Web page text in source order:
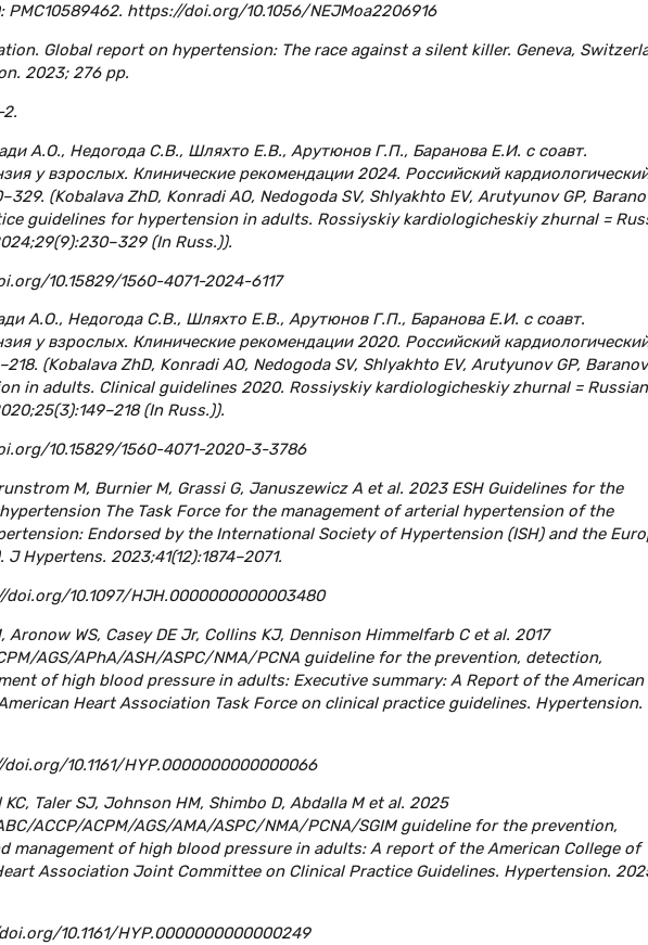
PMC10589462. https://doi.org/10.1056/NEJMoa2206916
Global report on hypertension: The race against a silent killer. Geneva,
2023; 276 pp.
А.О., Недогода С.В., Шляхто Е.В., Арутюнов Г.П., Баранова Е.И. с соавт.
у взрослых. Клинические рекомендации 2024. Российский
(Kobalava ZhD, Konradi AO, Nedogoda SV, Shlyakhto EV, Arutyunov GP,
guidelines for hypertension in adults. Rossiyskiy kardiologicheskiy zhurnal =
(In Russ.)).
10.15829/1560-4071-2024-6117
А.О., Недогода С.В., Шляхто Е.В., Арутюнов Г.П., Баранова Е.И. с соавт.
у взрослых. Клинические рекомендации 2020. Российский
(Kobalava ZhD, Konradi AO, Nedogoda SV, Shlyakhto EV, Arutyunov GP,
in adults. Clinical guidelines 2020. Rossiyskiy kardiologicheskiy zhurnal = Russian
(In Russ.)).
10.15829/1560-4071-2020-3-3786
M, Burnier M, Grassi G, Januszewicz A et al. 2023 ESH Guidelines for the
The Task Force for the management of arterial hypertension of the
Endorsed by the International Society of Hypertension (ISH) and the
Hypertens. 2023;41(12):1874–2071.
doi.org/10.1097/HJH.0000000000003480
Aronow WS, Casey DE Jr, Collins KJ, Dennison Himmelfarb C et al. 2017
AGS/APhA/ASH/ASPC/NMA/PCNA guideline for the prevention, detection,
of high blood pressure in adults: Executive summary: A Report of the American
Heart Association Task Force on clinical practice guidelines. Hypertension.
10.1161/HYP.0000000000000066
KC, Taler SJ, Johnson HM, Shimbo D, Abdalla M et al. 2025
ACCP/ACPM/AGS/AMA/ASPC/NMA/PCNA/SGIM guideline for the prevention,
management of high blood pressure in adults: A report of the American College of
Association Joint Committee on Clinical Practice Guidelines. Hypertension.
10.1161/HYP.0000000000000249